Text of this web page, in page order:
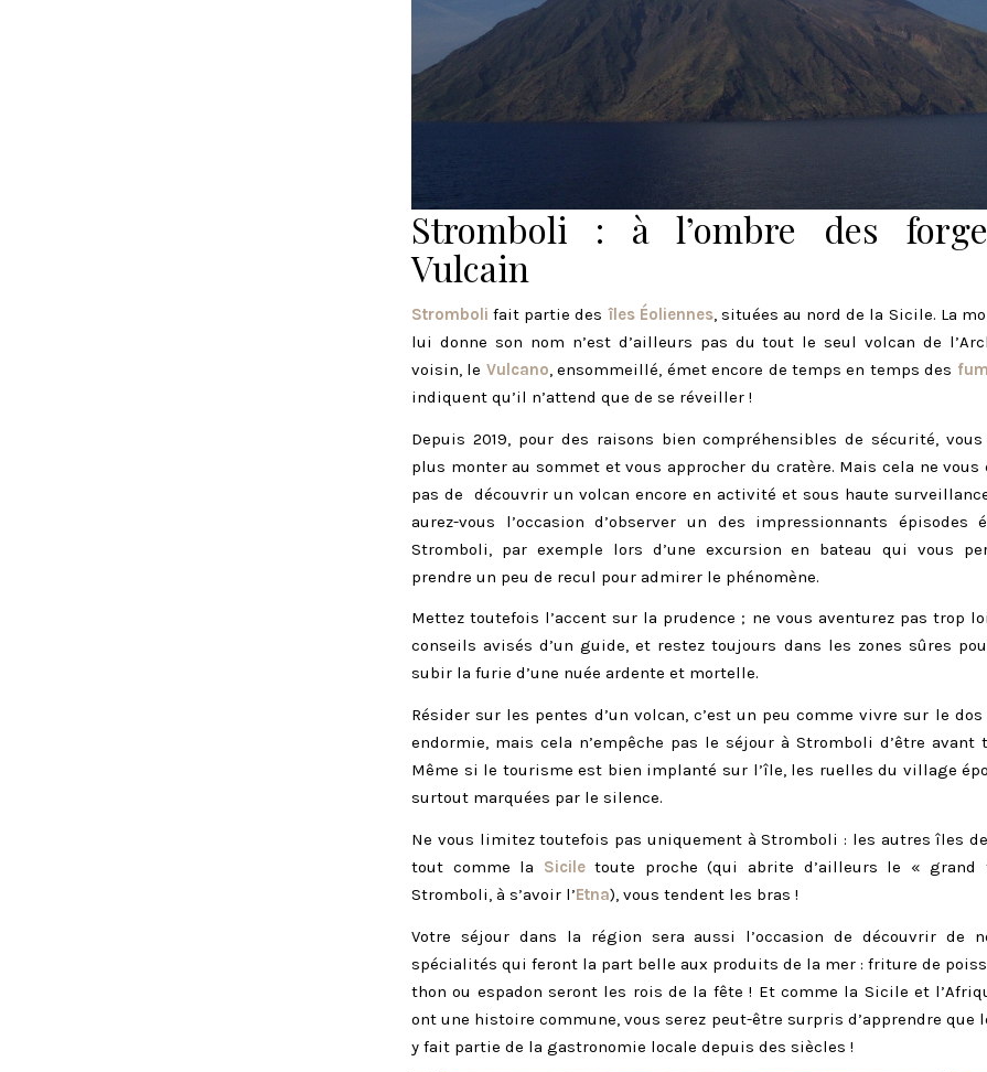
Stromboli : à l’ombre des
Vulcain
Stromboli fait partie des îles Éoliennes, situées au nord de la Sicile. La
lui donne son nom n’est d’ailleurs pas du tout le seul volcan de
voisin, le Vulcano, ensommeillé, émet encore de temps en temps des
indiquent qu’il n’attend que de se réveiller !
Depuis 2019, pour des raisons bien compréhensibles de sécurité,
plus monter au sommet et vous approcher du cratère. Mais cela ne vous
pas de découvrir un volcan encore en activité et sous haute
aurez-vous l’occasion d’observer un des impressionnants épisodes
Stromboli, par exemple lors d’une excursion en bateau qui vous
prendre un peu de recul pour admirer le phénomène.
Mettez toutefois l’accent sur la prudence ; ne vous aventurez pas trop
conseils avisés d’un guide, et restez toujours dans les zones sûres
subir la furie d’une nuée ardente et mortelle.
Résider sur les pentes d’un volcan, c’est un peu comme vivre sur le dos
endormie, mais cela n’empêche pas le séjour à Stromboli d’être avant
Même si le tourisme est bien implanté sur l’île, les ruelles du village
surtout marquées par le silence.
Ne vous limitez toutefois pas uniquement à Stromboli : les autres îles
tout comme la Siciletoute proche (qui abrite d’ailleurs le « grand
Stromboli, à s’avoir l’Etna), vous tendent les bras !
Votre séjour dans la région sera aussi l’occasion de découvrir de
spécialités qui feront la part belle aux produits de la mer : friture de
thon ou espadon seront les rois de la fête ! Et comme la Sicile et
ont une histoire commune, vous serez peut-être surpris d’apprendre que
y fait partie de la gastronomie locale depuis des siècles !